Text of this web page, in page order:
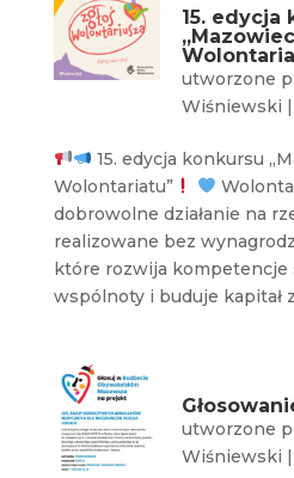
15. edycja
utworzone
Wiśniewski
15. edycja konkursu
Wolontariatu”
dobrowolne działanie na
realizowane bez
które rozwija kompetencje
wspólnoty i buduje kapitał
utworzone
Wiśniewski |